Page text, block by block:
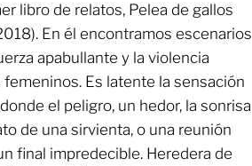
libro de relatos, Pelea de gallos
En él encontramos escenarios
apabullante y la violencia
Es latente la sensación
el peligro, un hedor, la sonrisa
de una sirvienta, o una reunión
final impredecible. Heredera de